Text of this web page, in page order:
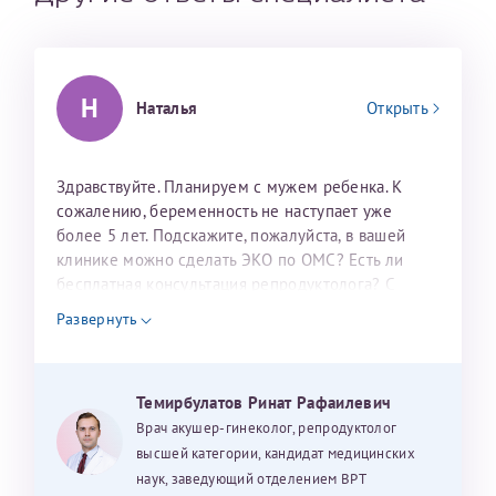
Александра
Ринату Рафаильевичу. Словами не описать, на сколько
мы ему благодарны. Благодаря ему мы стали
счастливыми родителями доченьки, которой
исполнилось вчера пол года. Ринат Рафаильевич
Н Наталья Открыть
Здравствуйте. Планируем с мужем ребенка. К
сожалению, беременность не наступает уже
более 5 лет. Подскажите, пожалуйста, в вашей
клинике можно сделать ЭКО по ОМС? Есть ли
бесплатная консультация репродуктолога? С
уважением, Наталья Баранова.
Развернуть
Темирбулатов Ринат Рафаилевич
Врач акушер-гинеколог, репродуктолог
высшей категории, кандидат медицинских
наук, заведующий отделением ВРТ